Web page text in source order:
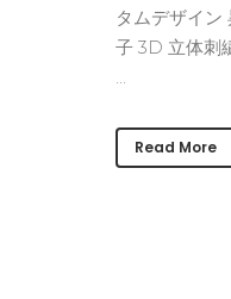
タムデザイン
子 3D 立体刺
...
Read More